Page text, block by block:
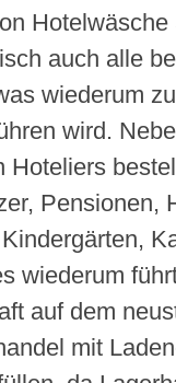
auch alle
wiederum
wird.
Hoteliers
Pensionen,
wiederum
auf dem
mit